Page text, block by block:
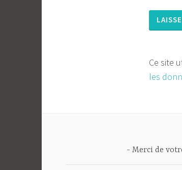
Ce site
les
Merci de